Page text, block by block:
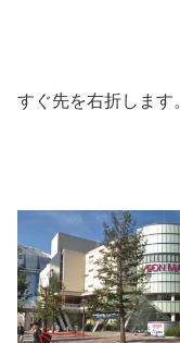
すぐ先を右折します